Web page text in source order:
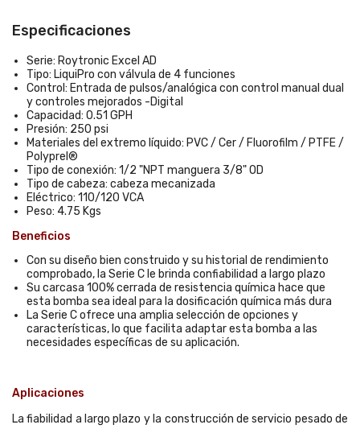
Especificaciones
Serie: Roytronic Excel AD
Tipo: LiquiPro con válvula de 4 funciones
Control: Entrada de pulsos/analógica con control manual dual
y controles mejorados -Digital
Capacidad: 0.51 GPH
Presión: 250 psi
Materiales del extremo líquido: PVC / Cer / Fluorofilm / PTFE /
Polyprel®
Tipo de conexión: 1/2 "NPT manguera 3/8" OD
Tipo de cabeza: cabeza mecanizada
Eléctrico: 110/120 VCA
Peso: 4.75 Kgs
Beneficios
Con su diseño bien construido y su historial de rendimiento
comprobado, la Serie C le brinda confiabilidad a largo plazo
Su carcasa 100% cerrada de resistencia química hace que
esta bomba sea ideal para la dosificación química más dura
La Serie C ofrece una amplia selección de opciones y
características, lo que facilita adaptar esta bomba a las
necesidades específicas de su aplicación.
Aplicaciones
La fiabilidad a largo plazo y la construcción de servicio pesado de